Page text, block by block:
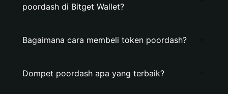
poordash di Bitget Wallet?
Bagaimana cara membeli token poordash?
Dompet poordash apa yang terbaik?